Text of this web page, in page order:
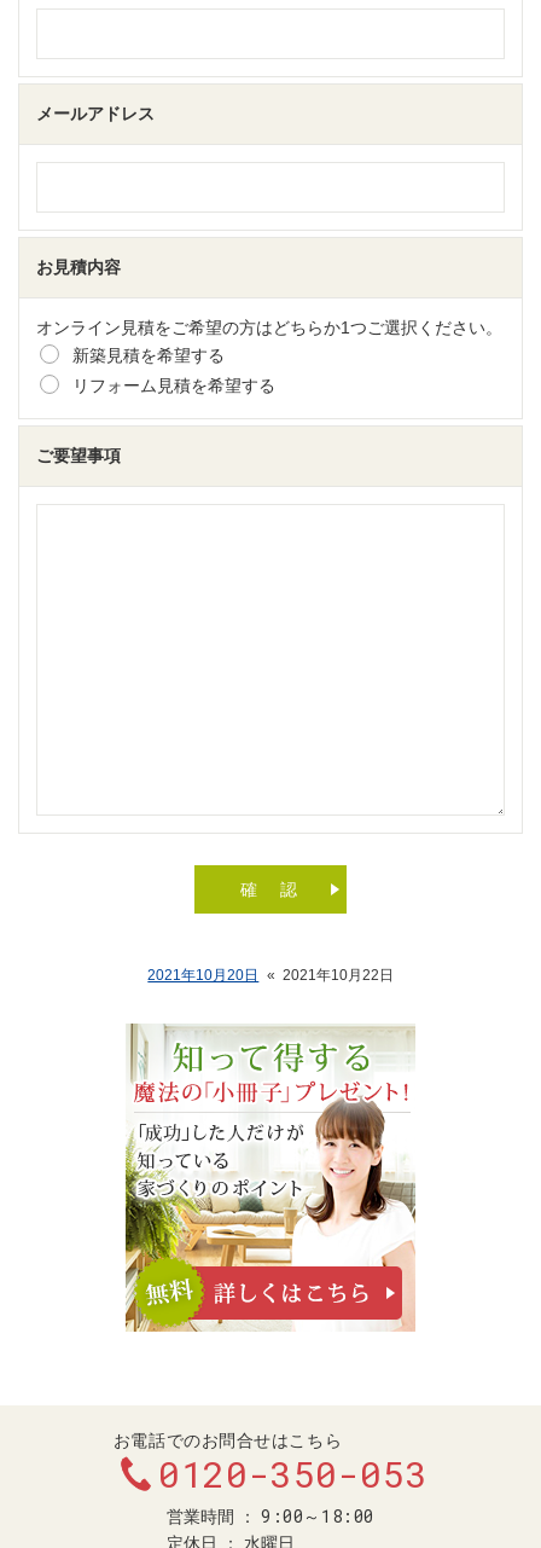
メールアドレス
お見積内容
オンライン見積をご希望の方はどちらか1つご選択ください。
新築見積を希望する
リフォーム見積を希望する
ご要望事項
2021年10月20日 « 2021年10月22日
お電話でのお問合せはこちら
0120-350-053
営業時間 9:00～18:00
定休日 水曜日